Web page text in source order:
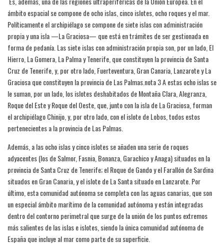
ámbito espacial se compone de ocho islas, cinco islotes, ocho roques y el mar.
Políticamente el archipiélago se compone de siete islas con administración
propia y una isla —La Graciosa— que está en trámites de ser gestionada en
forma de pedanía.​ Las siete islas con administración propia son, por un lado, El
Hierro, La Gomera, La Palma y Tenerife, que constituyen la provincia de Santa
Cruz de Tenerife, y, por otro lado, Fuerteventura, Gran Canaria, Lanzarote y La
Graciosa que constituyen la provincia de Las Palmas.nota 3​ A estas ocho islas se
le suman, por un lado, los islotes deshabitados de Montaña Clara, Alegranza,
Roque del Este y Roque del Oeste, que, junto con la isla de La Graciosa, forman
el archipiélago Chinijo, y, por otro lado, con el islote de Lobos, todos estos
pertenecientes a la provincia de Las Palmas.
Además, a las ocho islas y cinco islotes se añaden una serie de roques
adyacentes (los de Salmor, Fasnia, Bonanza, Garachico y Anaga) situados en la
provincia de Santa Cruz de Tenerife; el Roque de Gando y el Farallón de Sardina
situados en Gran Canaria, y el islote de La Santa situado en Lanzarote. Por
último, esta comunidad autónoma se completa con las aguas canarias, que son
un especial ámbito marítimo de la comunidad autónoma y están integradas
dentro del contorno perimetral que surge de la unión de los puntos extremos
más salientes de las islas e islotes,​ siendo la única comunidad autónoma de
España que incluye al mar como parte de su superficie.